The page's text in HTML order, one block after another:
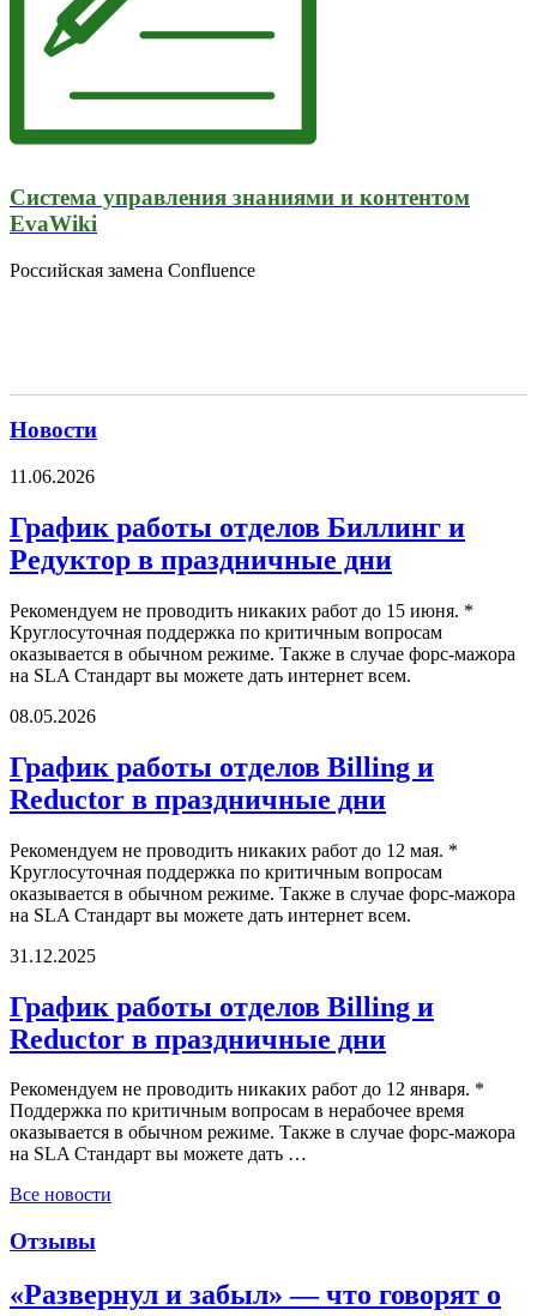
Система управления знаниями и контентом
EvaWiki
Российская замена Confluence
Новости
11.06.2026
График работы отделов Биллинг и
Редуктор в праздничные дни
Рекомендуем не проводить никаких работ до 15 июня. *
Круглосуточная поддержка по критичным вопросам
оказывается в обычном режиме. Также в случае форс-мажора
на SLA Стандарт вы можете дать интернет всем.
08.05.2026
График работы отделов Billing и
Reductor в праздничные дни
Рекомендуем не проводить никаких работ до 12 мая. *
Круглосуточная поддержка по критичным вопросам
оказывается в обычном режиме. Также в случае форс-мажора
на SLA Стандарт вы можете дать интернет всем.
31.12.2025
График работы отделов Billing и
Reductor в праздничные дни
Рекомендуем не проводить никаких работ до 12 января. *
Поддержка по критичным вопросам в нерабочее время
оказывается в обычном режиме. Также в случае форс-мажора
на SLA Стандарт вы можете дать …
Все новости
Отзывы
«Развернул и забыл» — что говорят о